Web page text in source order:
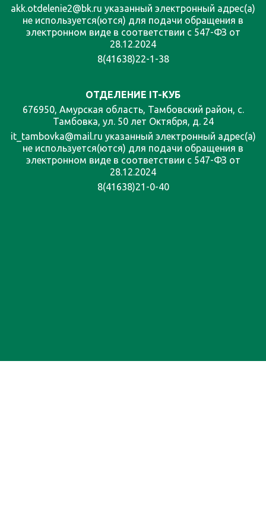
akk.otdelenie2@bk.ru указанный электронный адрес(а)
не используется(ются) для подачи обращения в
электронном виде в соответствии с 547-ФЗ от
28.12.2024
8(41638)22-1-38
ОТДЕЛЕНИЕ IT-КУБ
676950, Амурская область, Тамбовский район, с.
Тамбовка, ул. 50 лет Октября, д. 24
it_tambovka@mail.ru указанный электронный адрес(а)
не используется(ются) для подачи обращения в
электронном виде в соответствии с 547-ФЗ от
28.12.2024
8(41638)21-0-40